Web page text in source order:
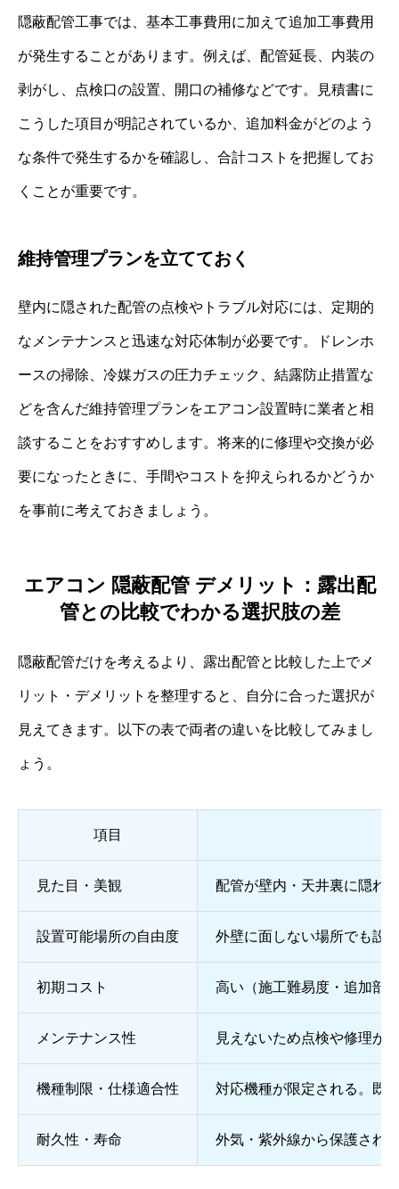
隠蔽配管工事では、基本工事費用に加えて追加工事費用
が発生することがあります。例えば、配管延長、内装の
剥がし、点検口の設置、開口の補修などです。見積書に
こうした項目が明記されているか、追加料金がどのよう
な条件で発生するかを確認し、合計コストを把握してお
くことが重要です。
維持管理プランを立てておく
壁内に隠された配管の点検やトラブル対応には、定期的
なメンテナンスと迅速な対応体制が必要です。ドレンホ
ースの掃除、冷媒ガスの圧力チェック、結露防止措置な
どを含んだ維持管理プランをエアコン設置時に業者と相
談することをおすすめします。将来的に修理や交換が必
要になったときに、手間やコストを抑えられるかどうか
を事前に考えておきましょう。
エアコン 隠蔽配管 デメリット：露出配
管との比較でわかる選択肢の差
隠蔽配管だけを考えるより、露出配管と比較した上でメ
リット・デメリットを整理すると、自分に合った選択が
見えてきます。以下の表で両者の違いを比較してみまし
ょう。
項目
見た目・美観 配管が壁内・天井裏に隠れ
設置可能場所の自由度 外壁に面しない場所でも設
初期コスト 高い（施工難易度・追加部
メンテナンス性 見えないため点検や修理が
機種制限・仕様適合性 対応機種が限定される。既
耐久性・寿命 外気・紫外線から保護され